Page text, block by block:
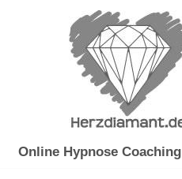
Online Hypnose Coaching